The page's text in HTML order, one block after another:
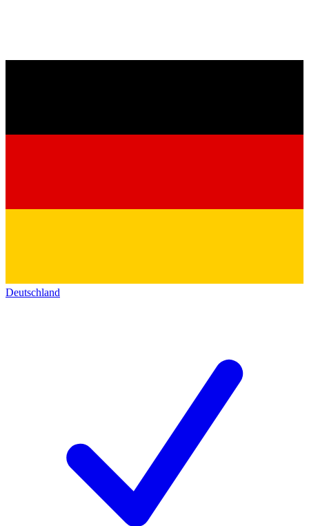
Deutschland